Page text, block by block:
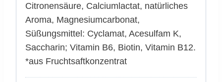
Citronensäure, Calciumlactat, natürliches
Aroma, Magnesiumcarbonat,
Süßungsmittel: Cyclamat, Acesulfam K,
Saccharin; Vitamin B6, Biotin, Vitamin B12.
*aus Fruchtsaftkonzentrat